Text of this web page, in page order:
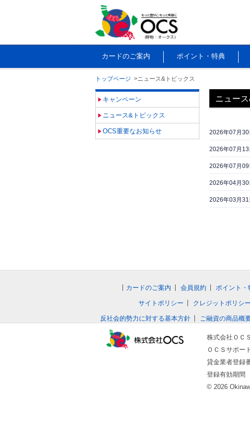
カードのご案内 ポイント・特典
トップページ ニュース&トピックス
ニュー
2026年07月30
2026年07月13
2026年07月09
2026年04月30
2026年03月31
キャンペーン
ニュース&トピックス
OCS重要なお知らせ
カードのご案内 会員規約 ポイント・
サイトポリシー クレジットポリシー
反社会的勢力に対する基本方針 ご融資の商品概
株式会社ＯＣＳ
ＯＣＳサポー
貸金業者登録
登録有効期間
© 2026